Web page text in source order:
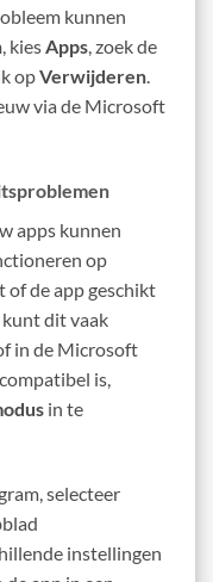
kunnen
, kiesApps, zoek de
opVerwijderen.
via de Microsoft
apps kunnen
op
of de app geschikt
dit vaak
in de Microsoft
is,
in te
selecteer
instellingen